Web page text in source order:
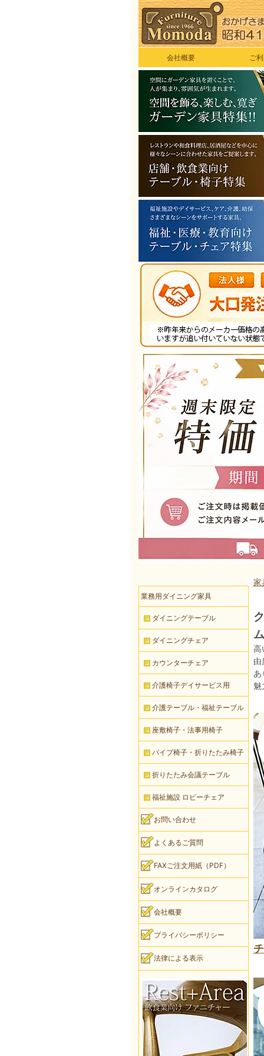
会社概要 ご
家
高
由
あ
魅
業務用ダイニング家具
ダイニングテーブル
ダイニングチェア
カウンターチェア
介護椅子デイサービス用
介護テーブル・福祉テーブル
座敷椅子・法事用椅子
パイプ椅子・折りたたみ椅子
折りたたみ会議テーブル
福祉施設 ロビーチェア
お問い合わせ
よくあるご質問
FAXご注文用紙（PDF）
オンラインカタログ
会社概要
プライバシーポリシー
法律による表示